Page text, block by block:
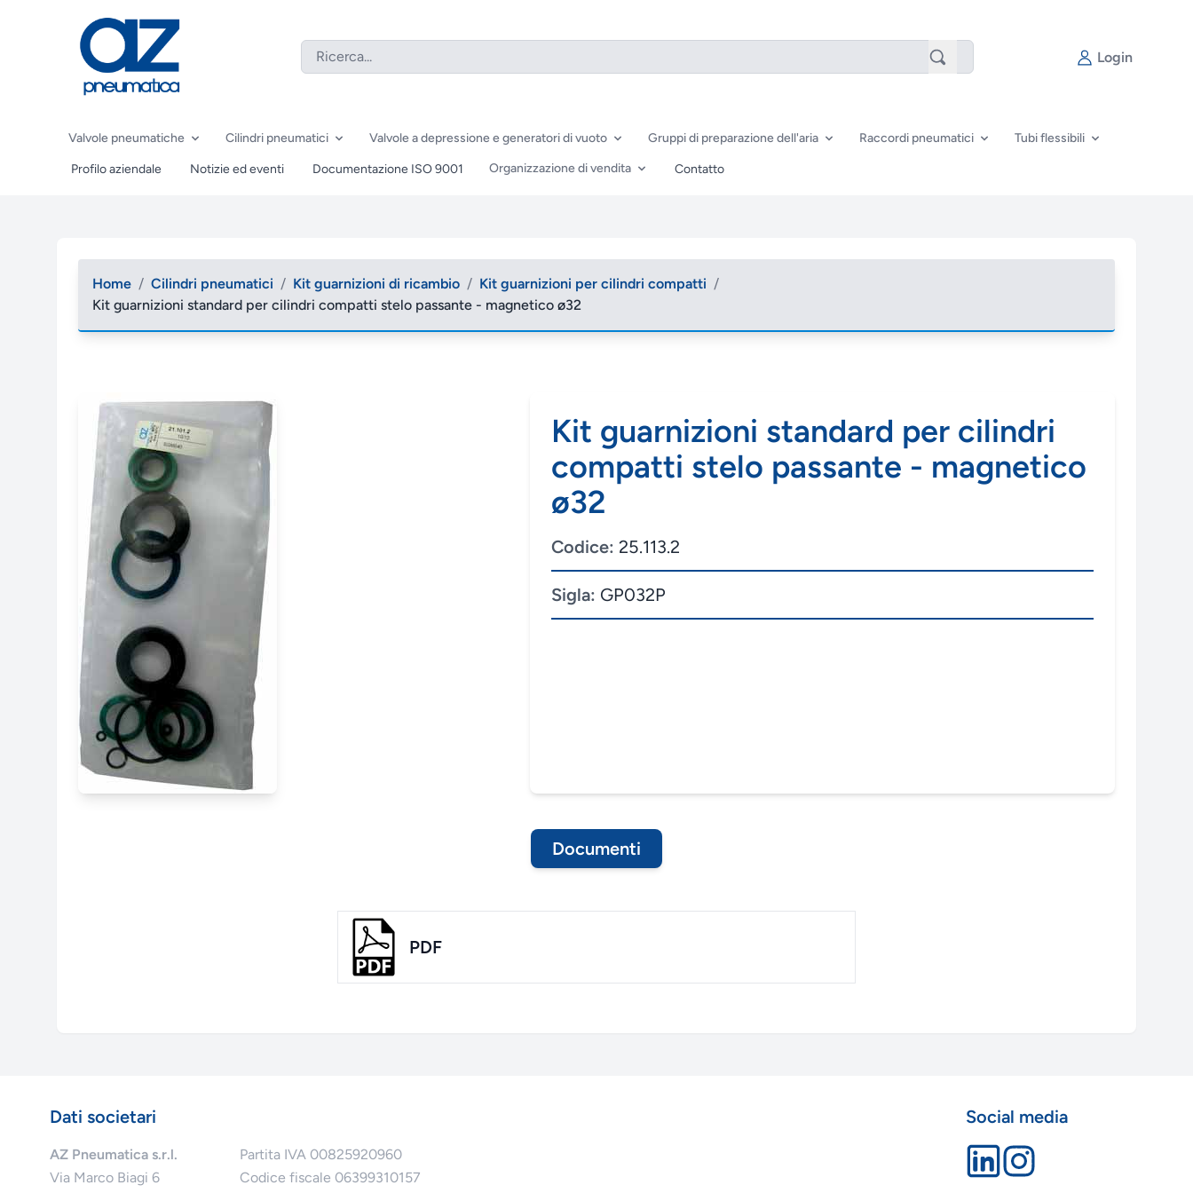
Login
Valvole pneumatiche Cilindri pneumatici Valvole a depressione e generatori di vuoto Gruppi di preparazione dell'aria Raccordi pneumatici Tubi flessibili
Profilo aziendale Notizie ed eventi Documentazione ISO 9001 Organizzazione di vendita Contatto
Home / Cilindri pneumatici / Kit guarnizioni di ricambio / Kit guarnizioni per cilindri compatti /
Kit guarnizioni standard per cilindri compatti stelo passante - magnetico ø32
Kit guarnizioni standard per cilindri
compatti stelo passante - magnetico
ø32
Codice: 25.113.2
Sigla: GP032P
Documenti
PDF
Dati societari
AZ Pneumatica s.r.l.
Via Marco Biagi 6
Partita IVA 00825920960
Codice fiscale 06399310157
Social media